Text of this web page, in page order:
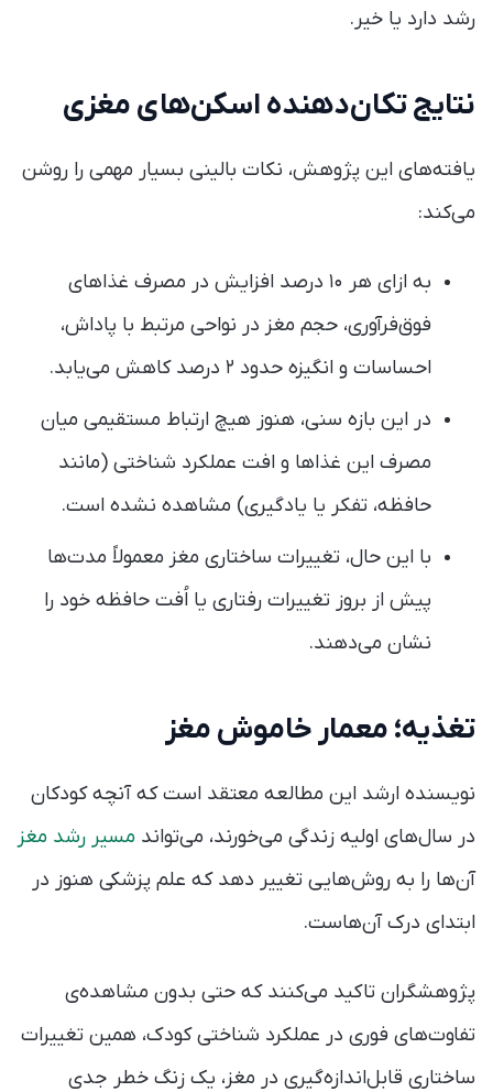
رشد دارد یا خیر.
نتایج تکان‌دهنده اسکن‌های مغزی
یافته‌های این پژوهش، نکات بالینی بسیار مهمی را روشن
می‌کند:
به ازای هر ۱۰ درصد افزایش در مصرف غذاهای
فوق‌فرآوری‌، حجم مغز در نواحی مرتبط با پاداش،
احساسات و انگیزه حدود ۲ درصد کاهش می‌یابد.
در این بازه سنی، هنوز هیچ ارتباط مستقیمی میان
مصرف این غذاها و افت عملکرد شناختی (مانند
حافظه، تفکر یا یادگیری) مشاهده نشده است.
با این حال، تغییرات ساختاری مغز معمولاً مدت‌ها
پیش از بروز تغییرات رفتاری یا اُفت حافظه خود را
نشان می‌دهند.
تغذیه؛ معمار خاموش مغز
نویسنده ارشد این مطالعه معتقد است که آنچه کودکان
در سال‌های اولیه زندگی می‌خورند، می‌تواند مسیر رشد مغز
آن‌ها را به روش‌هایی تغییر دهد که علم پزشکی هنوز در
ابتدای درک آن‌هاست.
پژوهشگران تاکید می‌کنند که حتی بدون مشاهده‌ی
تفاوت‌های فوری در عملکرد شناختی کودک، همین تغییرات
ساختاری قابل‌اندازه‌گیری در مغز، یک زنگ خطر جدی